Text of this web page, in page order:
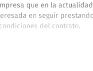
que en la
en seguir
del contrato.